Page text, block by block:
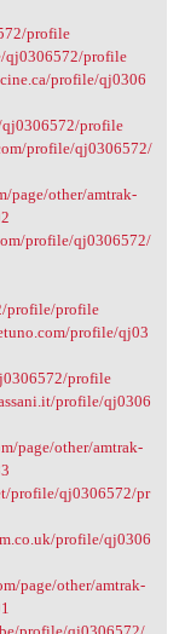
profile
qj0306572/profile
profile/qj0306
profile
profile/qj0306572/
page/other/amtrak-
profile/qj0306572/
profile/profile
profile/qj03
profile
profile/qj0306
page/other/amtrak-
profile/qj0306572/pr
profile/qj0306
page/other/amtrak-